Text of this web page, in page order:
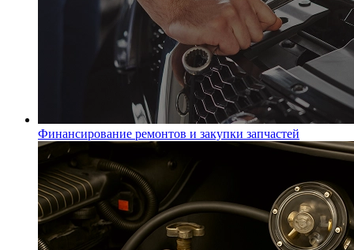
Финансирование ремонтов и закупки запчастей